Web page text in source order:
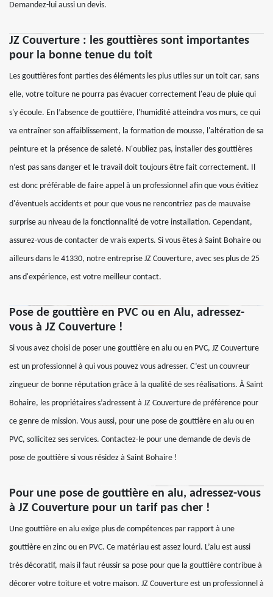
Demandez-lui aussi un devis.
JZ Couverture : les gouttières sont importantes
pour la bonne tenue du toit
Les gouttières font parties des éléments les plus utiles sur un toit car, sans
elle, votre toiture ne pourra pas évacuer correctement l'eau de pluie qui
s'y écoule. En l’absence de gouttière, l'humidité atteindra vos murs, ce qui
va entraîner son affaiblissement, la formation de mousse, l'altération de sa
peinture et la présence de saleté. N'oubliez pas, installer des gouttières
n’est pas sans danger et le travail doit toujours être fait correctement. Il
est donc préférable de faire appel à un professionnel afin que vous évitiez
d'éventuels accidents et pour que vous ne rencontriez pas de mauvaise
surprise au niveau de la fonctionnalité de votre installation. Cependant,
assurez-vous de contacter de vrais experts. Si vous êtes à Saint Bohaire ou
ailleurs dans le 41330, notre entreprise JZ Couverture, avec ses plus de 25
ans d'expérience, est votre meilleur contact.
Pose de gouttière en PVC ou en Alu, adressez-
vous à JZ Couverture !
Si vous avez choisi de poser une gouttière en alu ou en PVC, JZ Couverture
est un professionnel à qui vous pouvez vous adresser. C’est un couvreur
zingueur de bonne réputation grâce à la qualité de ses réalisations. À Saint
Bohaire, les propriétaires s’adressent à JZ Couverture de préférence pour
ce genre de mission. Vous aussi, pour une pose de gouttière en alu ou en
PVC, sollicitez ses services. Contactez-le pour une demande de devis de
pose de gouttière si vous résidez à Saint Bohaire !
Pour une pose de gouttière en alu, adressez-vous
à JZ Couverture pour un tarif pas cher !
Une gouttière en alu exige plus de compétences par rapport à une
gouttière en zinc ou en PVC. Ce matériau est assez lourd. L’alu est aussi
très décoratif, mais il faut réussir sa pose pour que la gouttière contribue à
décorer votre toiture et votre maison. JZ Couverture est un professionnel à